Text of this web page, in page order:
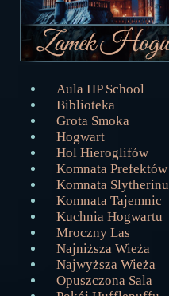
Aula HP School
Biblioteka
Grota Smoka
Hogwart
Hol Hieroglifów
Komnata Prefektów
Komnata Slytherinu
Komnata Tajemnic
Kuchnia Hogwartu
Mroczny Las
Najniższa Wieża
Najwyższa Wieża
Opuszczona Sala